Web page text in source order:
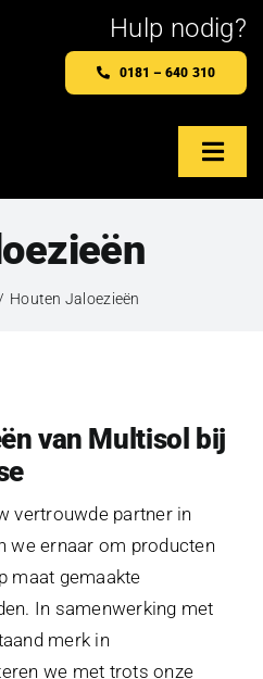
Hulp nodig?
0181 – 640 310
Houten Jaloezieën
van Multisol bij
vertrouwde partner in
we ernaar om producten
maat gemaakte
In samenwerking met
merk in
we met trots onze